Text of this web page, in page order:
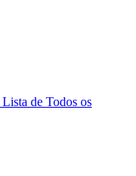
Lista de Todos os